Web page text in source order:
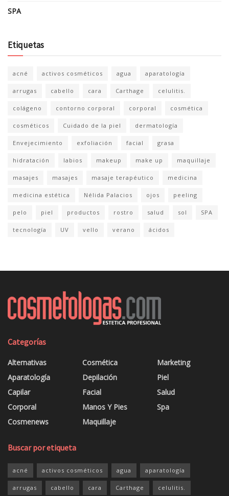
SPA
Etiquetas
acné activos cosméticos agua aparatología
arrugas cabello cara Carthage celulitis.
colágeno contorno corporal corporal cosmética
cosméticos Cuidado de la piel dermatología
Envejecimiento exfoliación facial grasa
hidratación labios makeup make up maquillaje
masajes masajes masaje terapéutico medicina
medicina estética Nélida Palacios ojos peeling
pelo piel productos rostro salud sol SPA
tecnología UV vello verano ácidos
Categorías
Alternativas
Aparatología
Capilar
Corporal
Cosmenews
Cosmética
Depilación
Facial
Manos Y Pies
Maquillaje
Marketing
Piel
Salud
Spa
Buscar por etiqueta
acné activos cosméticos agua aparatología
arrugas cabello cara Carthage celulitis.